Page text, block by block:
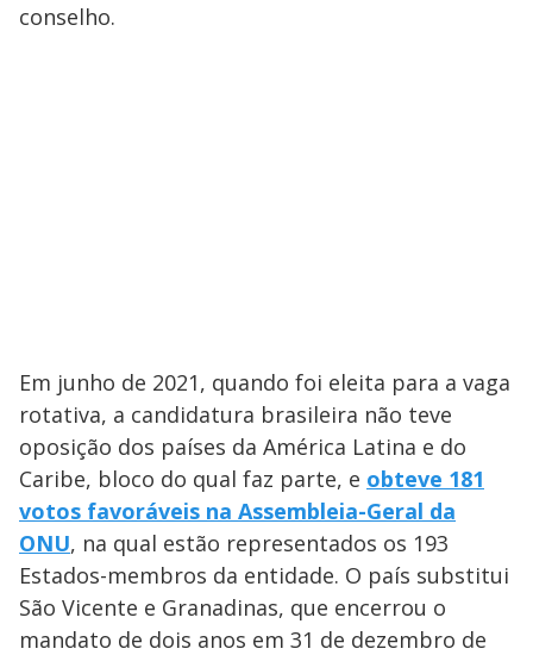
conselho.
Em junho de 2021, quando foi eleita para a vaga
rotativa, a candidatura brasileira não teve
oposição dos países da América Latina e do
Caribe, bloco do qual faz parte, e obteve 181
votos favoráveis na Assembleia-Geral da
ONU, na qual estão representados os 193
Estados-membros da entidade. O país substitui
São Vicente e Granadinas, que encerrou o
mandato de dois anos em 31 de dezembro de